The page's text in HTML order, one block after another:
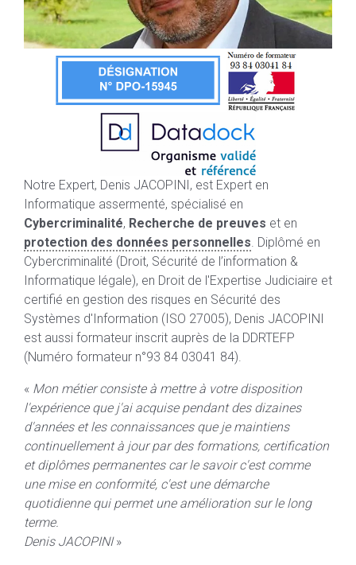
Notre Expert, Denis JACOPINI, est Expert en
Informatique assermenté, spécialisé en
Cybercriminalité, Recherche de preuves et en
protection des données personnelles. Diplômé en
Cybercriminalité (Droit, Sécurité de l’information &
Informatique légale), en Droit de l'Expertise Judiciaire et
certifié en gestion des risques en Sécurité des
Systèmes d'Information (ISO 27005), Denis JACOPINI
est aussi formateur inscrit auprès de la DDRTEFP
(Numéro formateur n°93 84 03041 84).
« Mon métier consiste à mettre à votre disposition
l'expérience que j'ai acquise pendant des dizaines
d'années et les connaissances que je maintiens
continuellement à jour par des formations, certification
et diplômes permanentes car le savoir c'est comme
une mise en conformité, c'est une démarche
quotidienne qui permet une amélioration sur le long
terme.
Denis JACOPINI»